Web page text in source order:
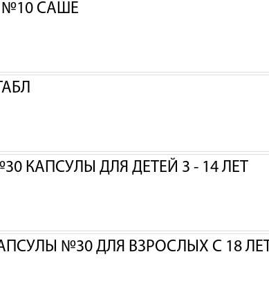
САШЕ
КАПСУЛЫ ДЛЯ ДЕТЕЙ 3 - 14 ЛЕТ
№30 ДЛЯ ВЗРОСЛЫХ С 18 ЛЕТ